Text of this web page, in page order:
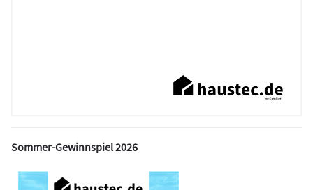
Sommer-Gewinnspiel 2026